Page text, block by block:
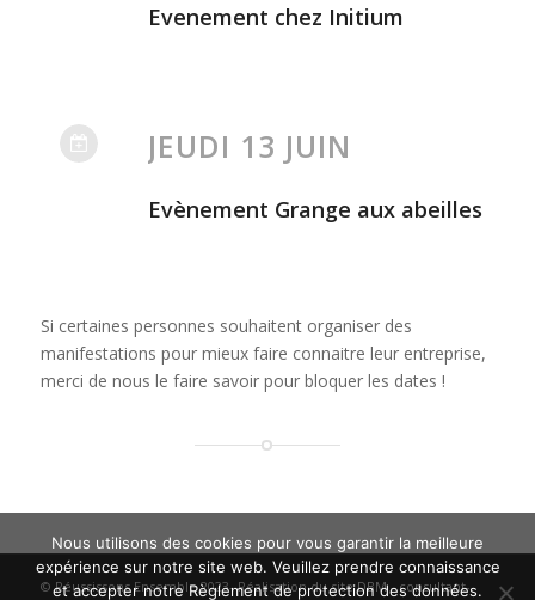
Evenement chez Initium
JEUDI 13 JUIN
Evènement Grange aux abeilles
Si certaines personnes souhaitent organiser des
manifestations pour mieux faire connaitre leur entreprise,
merci de nous le faire savoir pour bloquer les dates !
© Réussissons Ensemble 2023- Réalisation du siteDBM-consultant-
Nous utilisons des cookies pour vous garantir la meilleure
expérience sur notre site web. Veuillez prendre connaissance
et accepter notre Règlement de protection des données.